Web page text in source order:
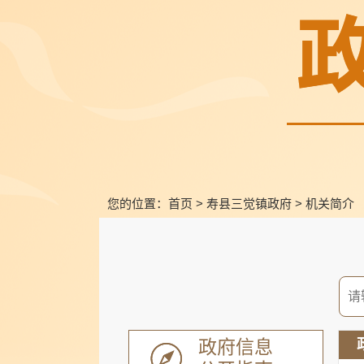
您的位置： 首页 > 寿县三觉镇政府 > 机关简介
政府信息